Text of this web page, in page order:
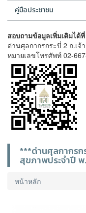
คู่มือประชาชน
สอบถามข้อมูลเพิ่มเติมได้
ด่านศุลกากรกระบี่ 2 ถ.เจ้
หมายเลขโทรศัพท์ 02-
***ด่านศุลกากรก
สุขภาพประจำปี
หน้าหลัก